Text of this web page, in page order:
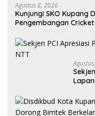
Agustus 8, 2026
Kunjungi SKO Kupang
Pengembangan